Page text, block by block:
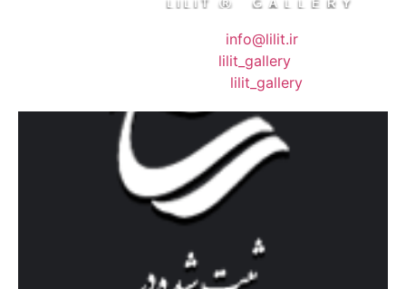
info@lilit.ir
lilit_gallery
lilit_gallery